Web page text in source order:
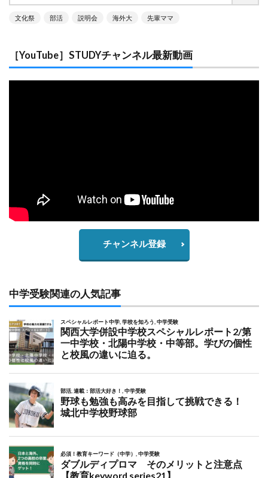
文化祭 部活 説明会 海外大 先輩ママ
［YouTube］STUDYチャンネル最新動画
チャンネル登録
中学受験関連の人気記事